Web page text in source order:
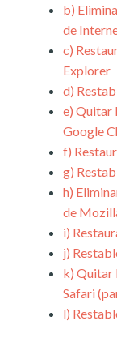
b)
de
c)
Explorer
d)
e) Quitar
Google
f)
g)
h)
de
i)
j)
k) Quitar
Safari
l)